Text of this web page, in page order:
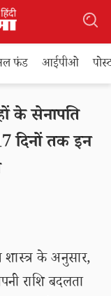
फंड आईपीओ
के सेनापति
दिनों तक इन
शास्त्र के अनुसार,
राशि बदलता